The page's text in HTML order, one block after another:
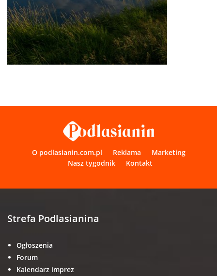
O podlasianin.com.pl Reklama
Marketing
Nasz tygodnik
Kontakt
Strefa Podlasianina
Ogłoszenia
Forum
Kalendarz imprez